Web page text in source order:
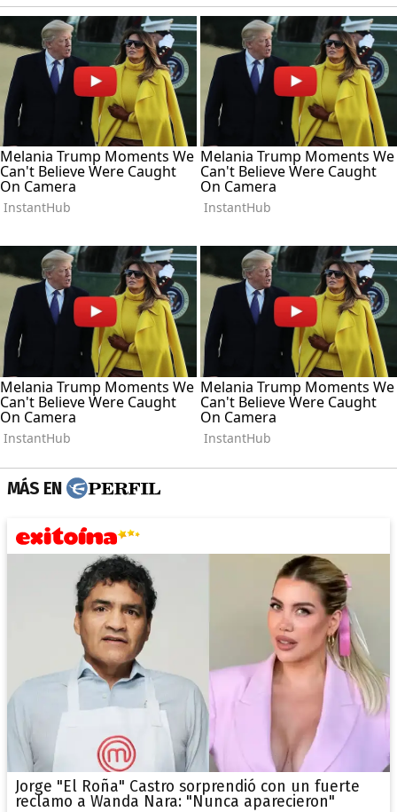
MÁS EN
Jorge "El Roña" Castro sorprendió con un fuerte
reclamo a Wanda Nara: "Nunca aparecieron"